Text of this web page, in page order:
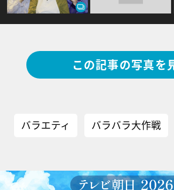
この記事の写真を
バラエティ バラバラ大作戦